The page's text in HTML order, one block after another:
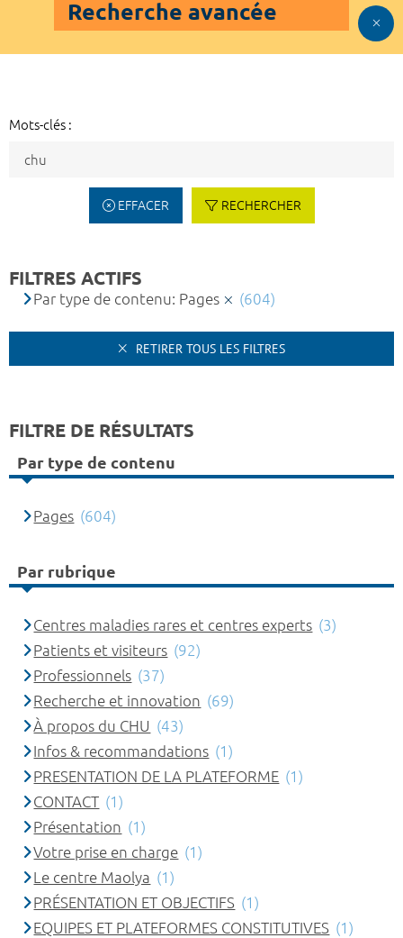
Recherche avancée
Mots-clés :
EFFACER RECHERCHER
FILTRES ACTIFS
Par type de contenu: Pages (604)
RETIRER TOUS LES FILTRES
FILTRE DE RÉSULTATS
Par type de contenu
Pages (604)
Par rubrique
Centres maladies rares et centres experts (3)
Patients et visiteurs (92)
Professionnels (37)
Recherche et innovation (69)
À propos du CHU (43)
Infos & recommandations (1)
PRESENTATION DE LA PLATEFORME (1)
CONTACT (1)
Présentation (1)
Votre prise en charge (1)
Le centre Maolya (1)
PRÉSENTATION ET OBJECTIFS (1)
EQUIPES ET PLATEFORMES CONSTITUTIVES (1)